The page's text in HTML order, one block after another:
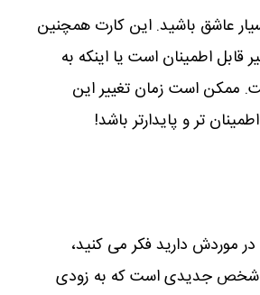
عاشق باشید. این کارت ھمچنین
اطمینان است یا اینکه به
ممکن است زمان تغییر این
تر و پایدارتر باشد!
دارید فکر می کنید،
شخص جدیدی است که به زودی